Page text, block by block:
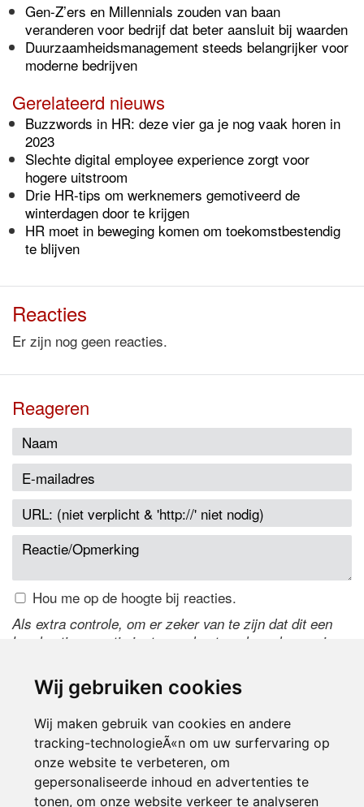
Wij gebruiken cookies
Wij maken gebruik van cookies en andere
tracking-technologieÃ«n om uw surfervaring op
onze website te verbeteren, om
gepersonaliseerde inhoud en advertenties te
tonen, om onze website verkeer te analyseren
Gen-Z’ers en Millennials zouden van baan
veranderen voor bedrijf dat beter aansluit bij waarden
Duurzaamheidsmanagement steeds belangrijker voor
moderne bedrijven
Gerelateerd nieuws
Buzzwords in HR: deze vier ga je nog vaak horen in
2023
Slechte digital employee experience zorgt voor
hogere uitstroom
Drie HR-tips om werknemers gemotiveerd de
winterdagen door te krijgen
HR moet in beweging komen om toekomstbestendig
te blijven
Reacties
Er zijn nog geen reacties.
Reageren
Hou me op de hoogte bij reacties.
Als extra controle, om er zeker van te zijn dat dit een
handmatige reactie is, typ onderstaande code over in
de code te wijzigen.